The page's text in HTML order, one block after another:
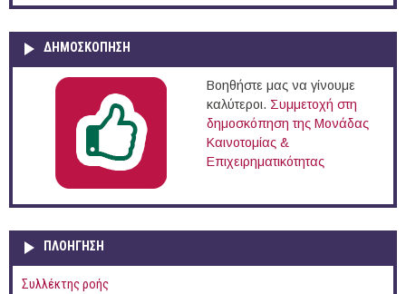
ΔΗΜΟΣΚΟΠΗΣΗ
Βοηθήστε μας να γίνουμε
καλύτεροι. Συμμετοχή στη
δημοσκόπηση της Μονάδας
Καινοτομίας &
Επιχειρηματικότητας
ΠΛΟΉΓΗΣΗ
Συλλέκτης ροής